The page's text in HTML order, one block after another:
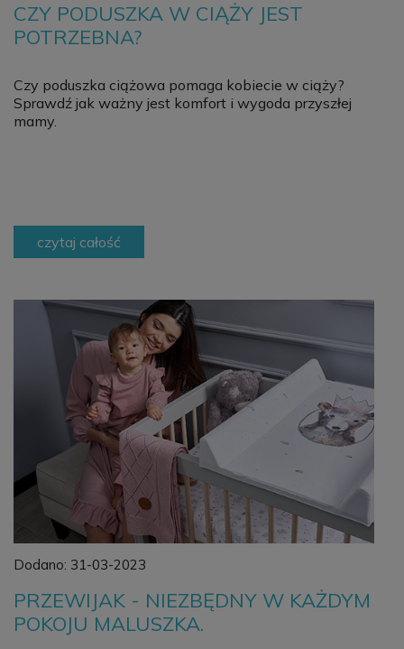
CZY PODUSZKA W CIĄŻY JEST
POTRZEBNA?
Czy poduszka ciążowa pomaga kobiecie w ciąży?
Sprawdź jak ważny jest komfort i wygoda przyszłej
mamy.
czytaj całość
Dodano: 31-03-2023
PRZEWIJAK - NIEZBĘDNY W KAŻDYM
POKOJU MALUSZKA.